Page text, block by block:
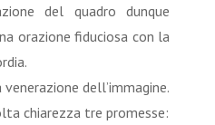
del quadro dunque
orazione fiduciosa con la
dell’immagine.
chiarezza tre promesse: